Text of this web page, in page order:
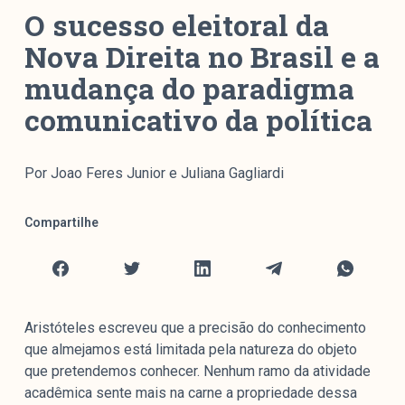
o
M Facebook
M Instagram
Livros
Arquivos
Política Externa Brasileira
Entrevistas M
Institucional
Nossa História
O sucesso eleitoral da
Nova Direita no Brasil e a
mudança do paradigma
comunicativo da política
Por Joao Feres Junior e Juliana Gagliardi
Compartilhe
Aristóteles escreveu que a precisão do conhecimento
que almejamos está limitada pela natureza do objeto
que pretendemos conhecer. Nenhum ramo da atividade
acadêmica sente mais na carne a propriedade dessa